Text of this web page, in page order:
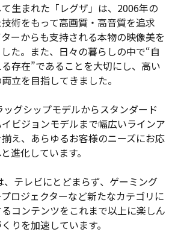
生まれた「レグザ」は、2006年の
術をもって高画質・高音質を追求
ーからも支持される本物の映像美を
た。また、日々の暮らしの中で“自
存在”であることを大切にし、高い
立を目指してきました。
グシップモデルからスタンダード
ビジョンモデルまで幅広いラインア
え、あらゆるお客様のニーズにお応
進化しています。
、テレビにとどまらず、ゲーミング
ロジェクターなど新たなカテゴリに
コンテンツをこれまで以上に楽しん
りを加速しています。